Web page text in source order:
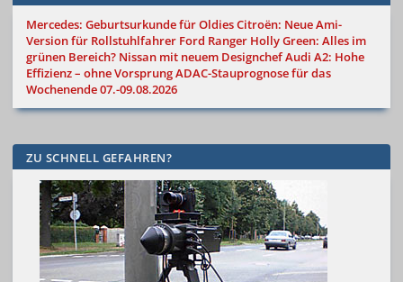
Mercedes: Geburtsurkunde für OldiesCitroën: Neue Ami-
Version für Rollstuhlfahrer Ford Ranger Holly Green: Alles im
grünen Bereich? Nissan mit neuem DesignchefAudi A2: Hohe
Effizienz – ohne VorsprungADAC-Stauprognose für das
Wochenende 07.-09.08.2026
ZU SCHNELL GEFAHREN?